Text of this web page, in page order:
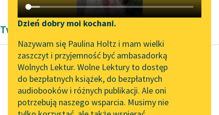
Katalog DAISY
Podkasty o książkach
Zgłoś brak utworu
Aktualności
Zapraszamy na spotkanie
online z tłumaczkami
literatury skandynawskiej
Spotkanie z Katarzyną
Narzędzia
Mapa Wolnych Lektur
Leśmianator
Przewodnik dla piszących i
Dzień dobry moi kochani.
Nazywam się Paulina Holtz i mam wielki
zaszczyt i przyjemność być ambasadorką
Wolnych Lektur. Wolne Lektury to dostęp
do bezpłatnych książek, do bezpłatnych
audiobooków i różnych publikacji. Ale oni
potrzebują naszego wsparcia. Musimy nie
Twórczość Michał Dymitr Krajewski
Michał Dymitr Krajewski
Woyciech
Zdarzyński, życie i